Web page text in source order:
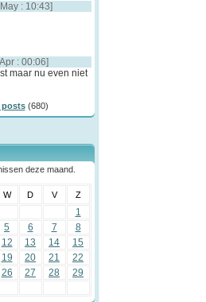
: 10:43]
: 00:06]
maar nu even niet
posts(680)
deze maand.
W D V Z
1
5 6 7 8
12 13 14
15
19 20 21
22
26 27 28
29